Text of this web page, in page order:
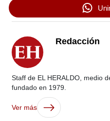
Redacción
Staff de EL HERALDO, medio
fundado en 1979.
Ver más